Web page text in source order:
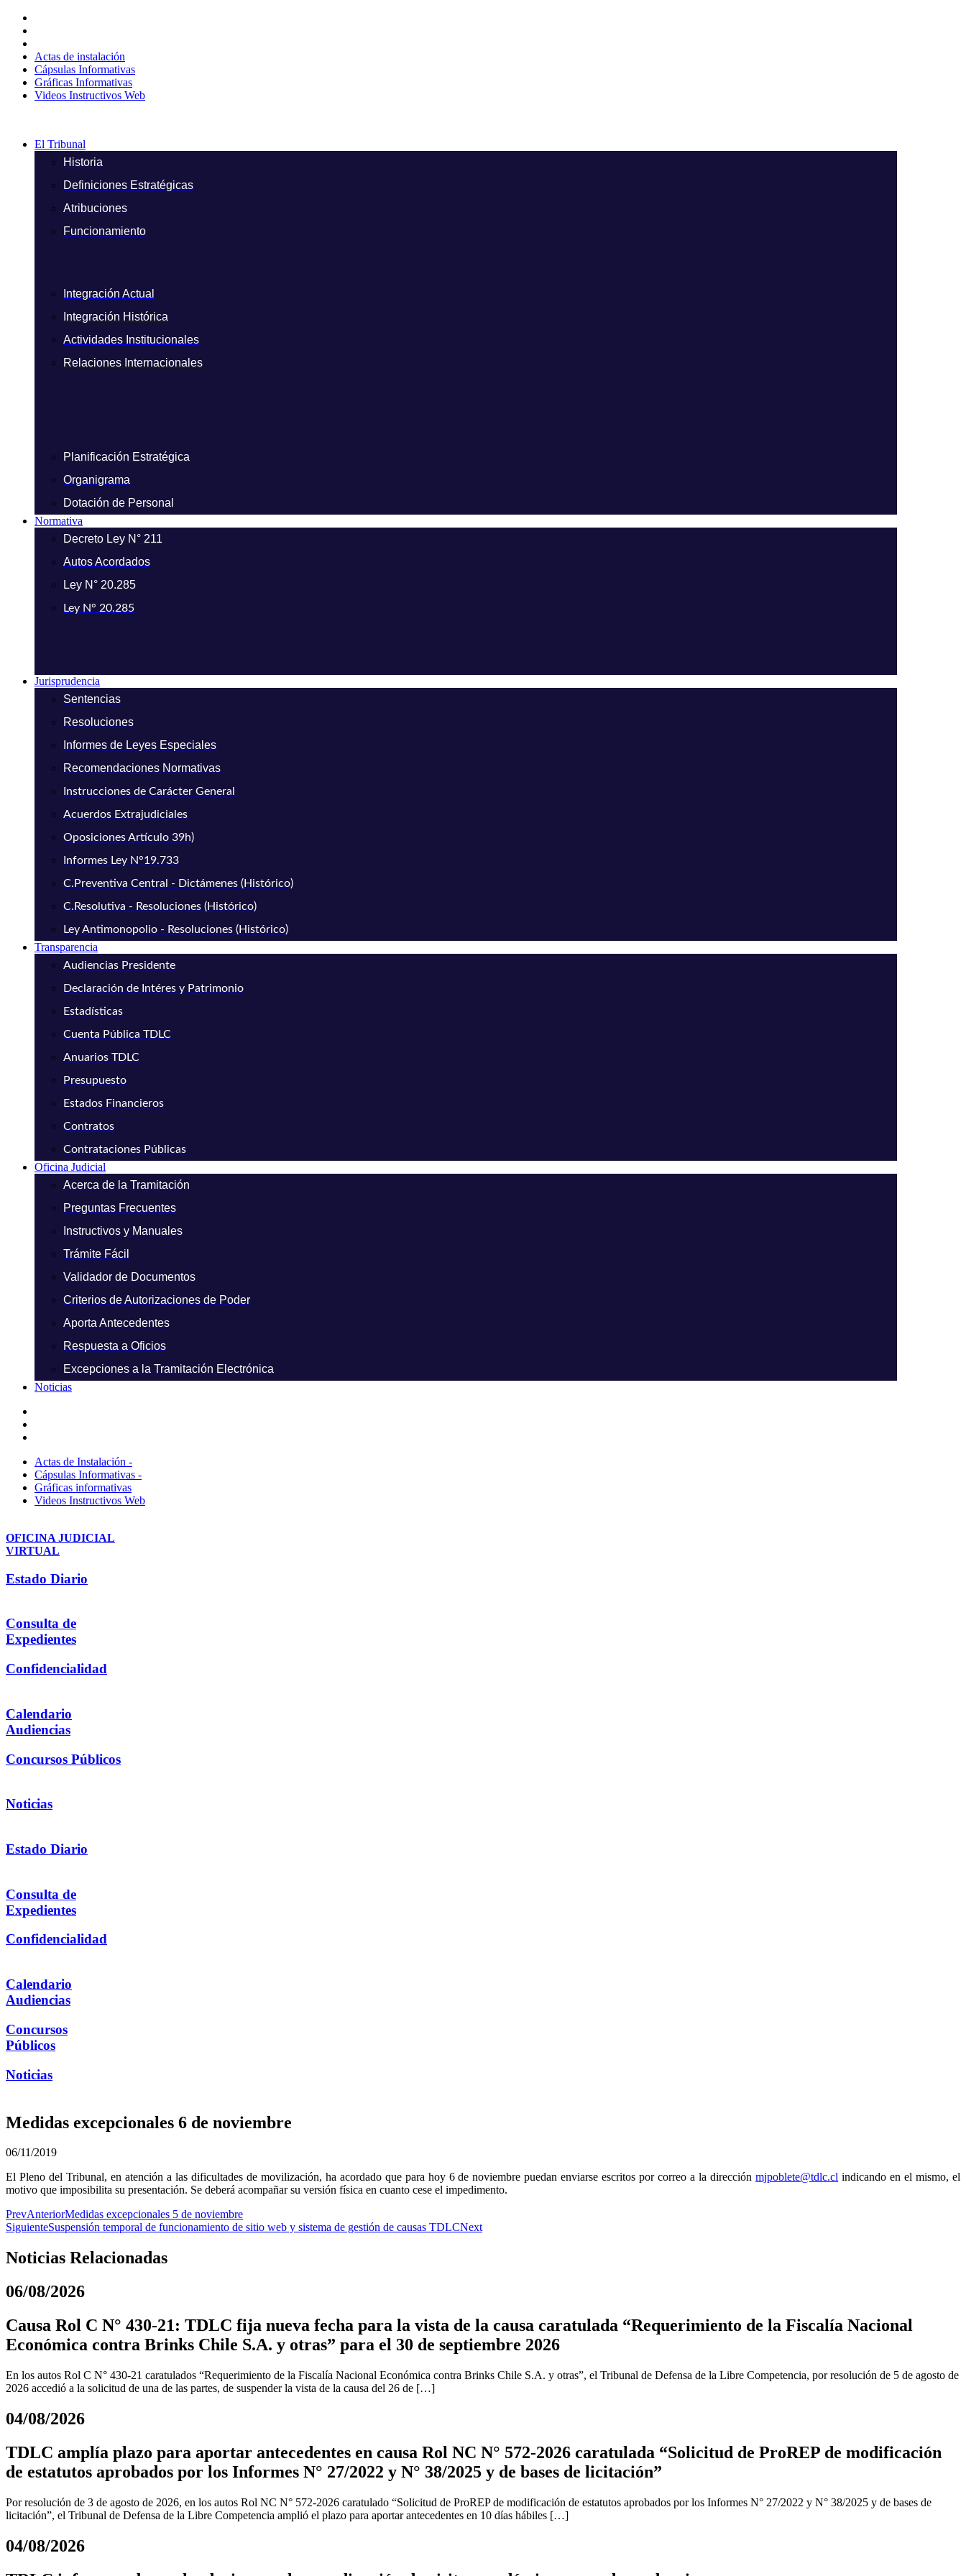
contenido
Actas de instalación
Cápsulas Informativas
Gráficas Informativas
Videos Instructivos Web
El Tribunal
Historia
Definiciones Estratégicas
Atribuciones
Funcionamiento
Integración Actual
Integración Histórica
Actividades Institucionales
Relaciones Internacionales
Planificación Estratégica
Organigrama
Dotación de Personal
Normativa
Decreto Ley N° 211
Autos Acordados
Ley N° 20.285
Ley N° 20.285
Jurisprudencia
Sentencias
Resoluciones
Informes de Leyes Especiales
Recomendaciones Normativas
Instrucciones de Carácter General
Acuerdos Extrajudiciales
Oposiciones Artículo 39h)
Informes Ley N°19.733
C.Preventiva Central - Dictámenes (Histórico)
C.Resolutiva - Resoluciones (Histórico)
Ley Antimonopolio - Resoluciones (Histórico)
Transparencia
Audiencias Presidente
Declaración de Intéres y Patrimonio
Estadísticas
Cuenta Pública TDLC
Anuarios TDLC
Presupuesto
Estados Financieros
Contratos
Contrataciones Públicas
Oficina Judicial
Acerca de la Tramitación
Preguntas Frecuentes
Instructivos y Manuales
Trámite Fácil
Validador de Documentos
Criterios de Autorizaciones de Poder
Aporta Antecedentes
Respuesta a Oficios
Excepciones a la Tramitación Electrónica
Noticias
Actas de Instalación -
Cápsulas Informativas -
Gráficas informativas
Videos Instructivos Web
OFICINA JUDICIAL
VIRTUAL
Estado Diario
Consulta de
Expedientes
Confidencialidad
Calendario
Audiencias
Concursos Públicos
Noticias
Estado Diario
Consulta de
Expedientes
Confidencialidad
Calendario
Audiencias
Concursos
Públicos
Noticias
Medidas excepcionales 6 de noviembre
06/11/2019
El Pleno del Tribunal, en atención a las dificultades de movilización, ha acordado que para hoy 6 de noviembre puedan enviarse escritos por correo a la direcciónmjpoblete@tdlc.cl indicando en el mismo, el
motivo que imposibilita su presentación. Se deberá acompañar su versión física en cuanto cese el impedimento.
PrevAnteriorMedidas excepcionales 5 de noviembre
SiguienteSuspensión temporal de funcionamiento de sitio web y sistema de gestión de causas TDLCNext
Noticias Relacionadas
06/08/2026
Causa Rol C N° 430-21: TDLC fija nueva fecha para la vista de la causa caratulada “Requerimiento de la Fiscalía Nacional
Económica contra Brinks Chile S.A. y otras” para el 30 de septiembre 2026
En los autos Rol C N° 430-21 caratulados “Requerimiento de la Fiscalía Nacional Económica contra Brinks Chile S.A. y otras”, el Tribunal de Defensa de la Libre Competencia, por resolución de 5 de agosto de
2026 accedió a la solicitud de una de las partes, de suspender la vista de la causa del 26 de […]
04/08/2026
TDLC amplía plazo para aportar antecedentes en causa Rol NC N° 572-2026 caratulada “Solicitud de ProREP de modificación
de estatutos aprobados por los Informes N° 27/2022 y N° 38/2025 y de bases de licitación”
Por resolución de 3 de agosto de 2026, en los autos Rol NC N° 572-2026 caratulado “Solicitud de ProREP de modificación de estatutos aprobados por los Informes N° 27/2022 y N° 38/2025 y de bases de
licitación”, el Tribunal de Defensa de la Libre Competencia amplió el plazo para aportar antecedentes en 10 días hábiles […]
04/08/2026